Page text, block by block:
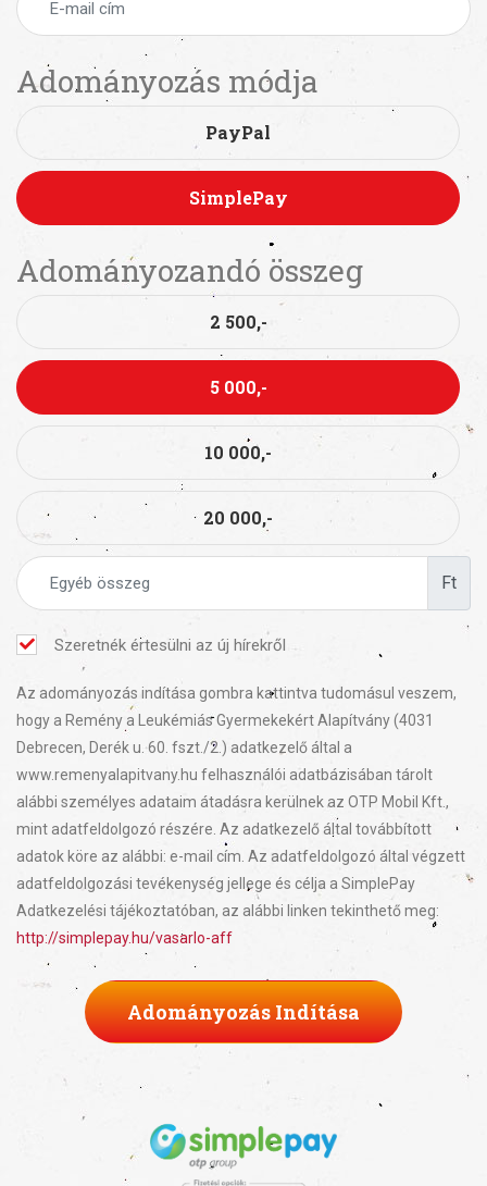
Adományozás módja
PayPal
SimplePay
Adományozandó összeg
2 500,-
5 000,-
10 000,-
20 000,-
Ft
Szeretnék értesülni az új hírekről
Az adományozás indítása gombra kattintva tudomásul veszem,
hogy a Remény a Leukémiás Gyermekekért Alapítvány (4031
Debrecen, Derék u. 60. fszt./2.) adatkezelő által a
www.remenyalapitvany.hu felhasználói adatbázisában tárolt
alábbi személyes adataim átadásra kerülnek az OTP Mobil Kft.,
mint adatfeldolgozó részére. Az adatkezelő által továbbított
adatok köre az alábbi: e-mail cím. Az adatfeldolgozó által végzett
adatfeldolgozási tevékenység jellege és célja a SimplePay
Adatkezelési tájékoztatóban, az alábbi linken tekinthető meg:
http://simplepay.hu/vasarlo-aff
Adományozás Indítása